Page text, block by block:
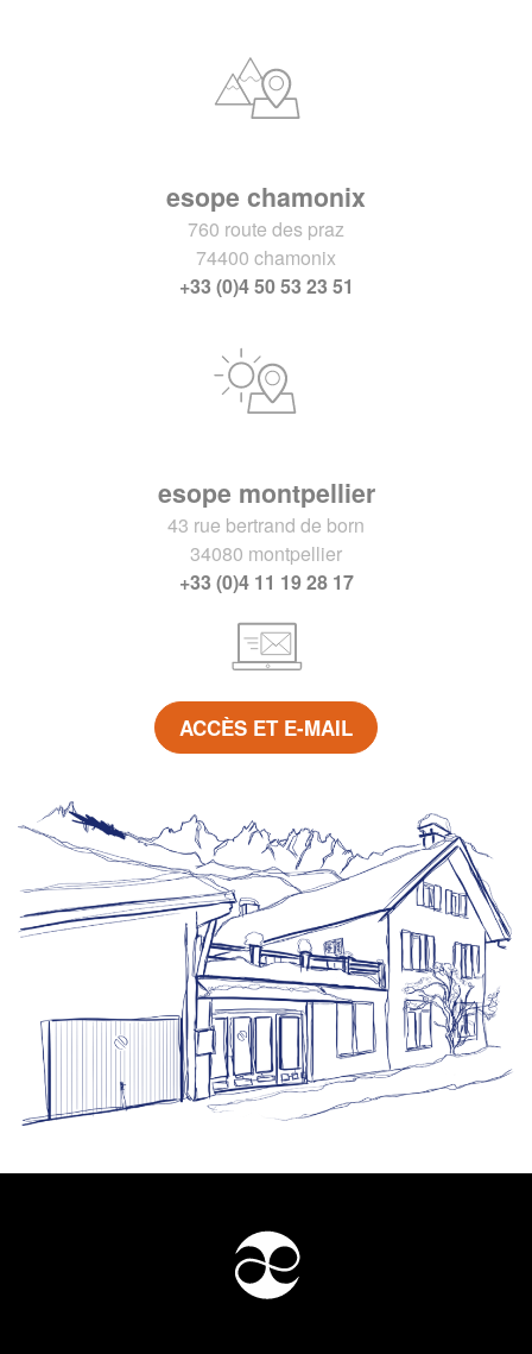
esope chamonix
760 route des praz
74400 chamonix
+33 (0)4 50 53 23 51
esope montpellier
43 rue bertrand de born
34080 montpellier
+33 (0)4 11 19 28 17
ACCÈS ET E-MAIL